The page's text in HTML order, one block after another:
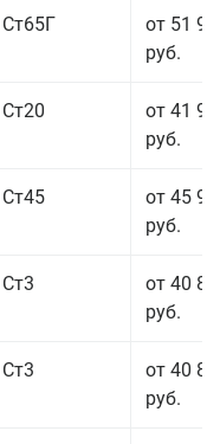
Ст65Г
от 51
руб.
Ст20
от 41
руб.
Ст45
от 45
руб.
Ст3
от 40
руб.
Ст3
от 40
руб.